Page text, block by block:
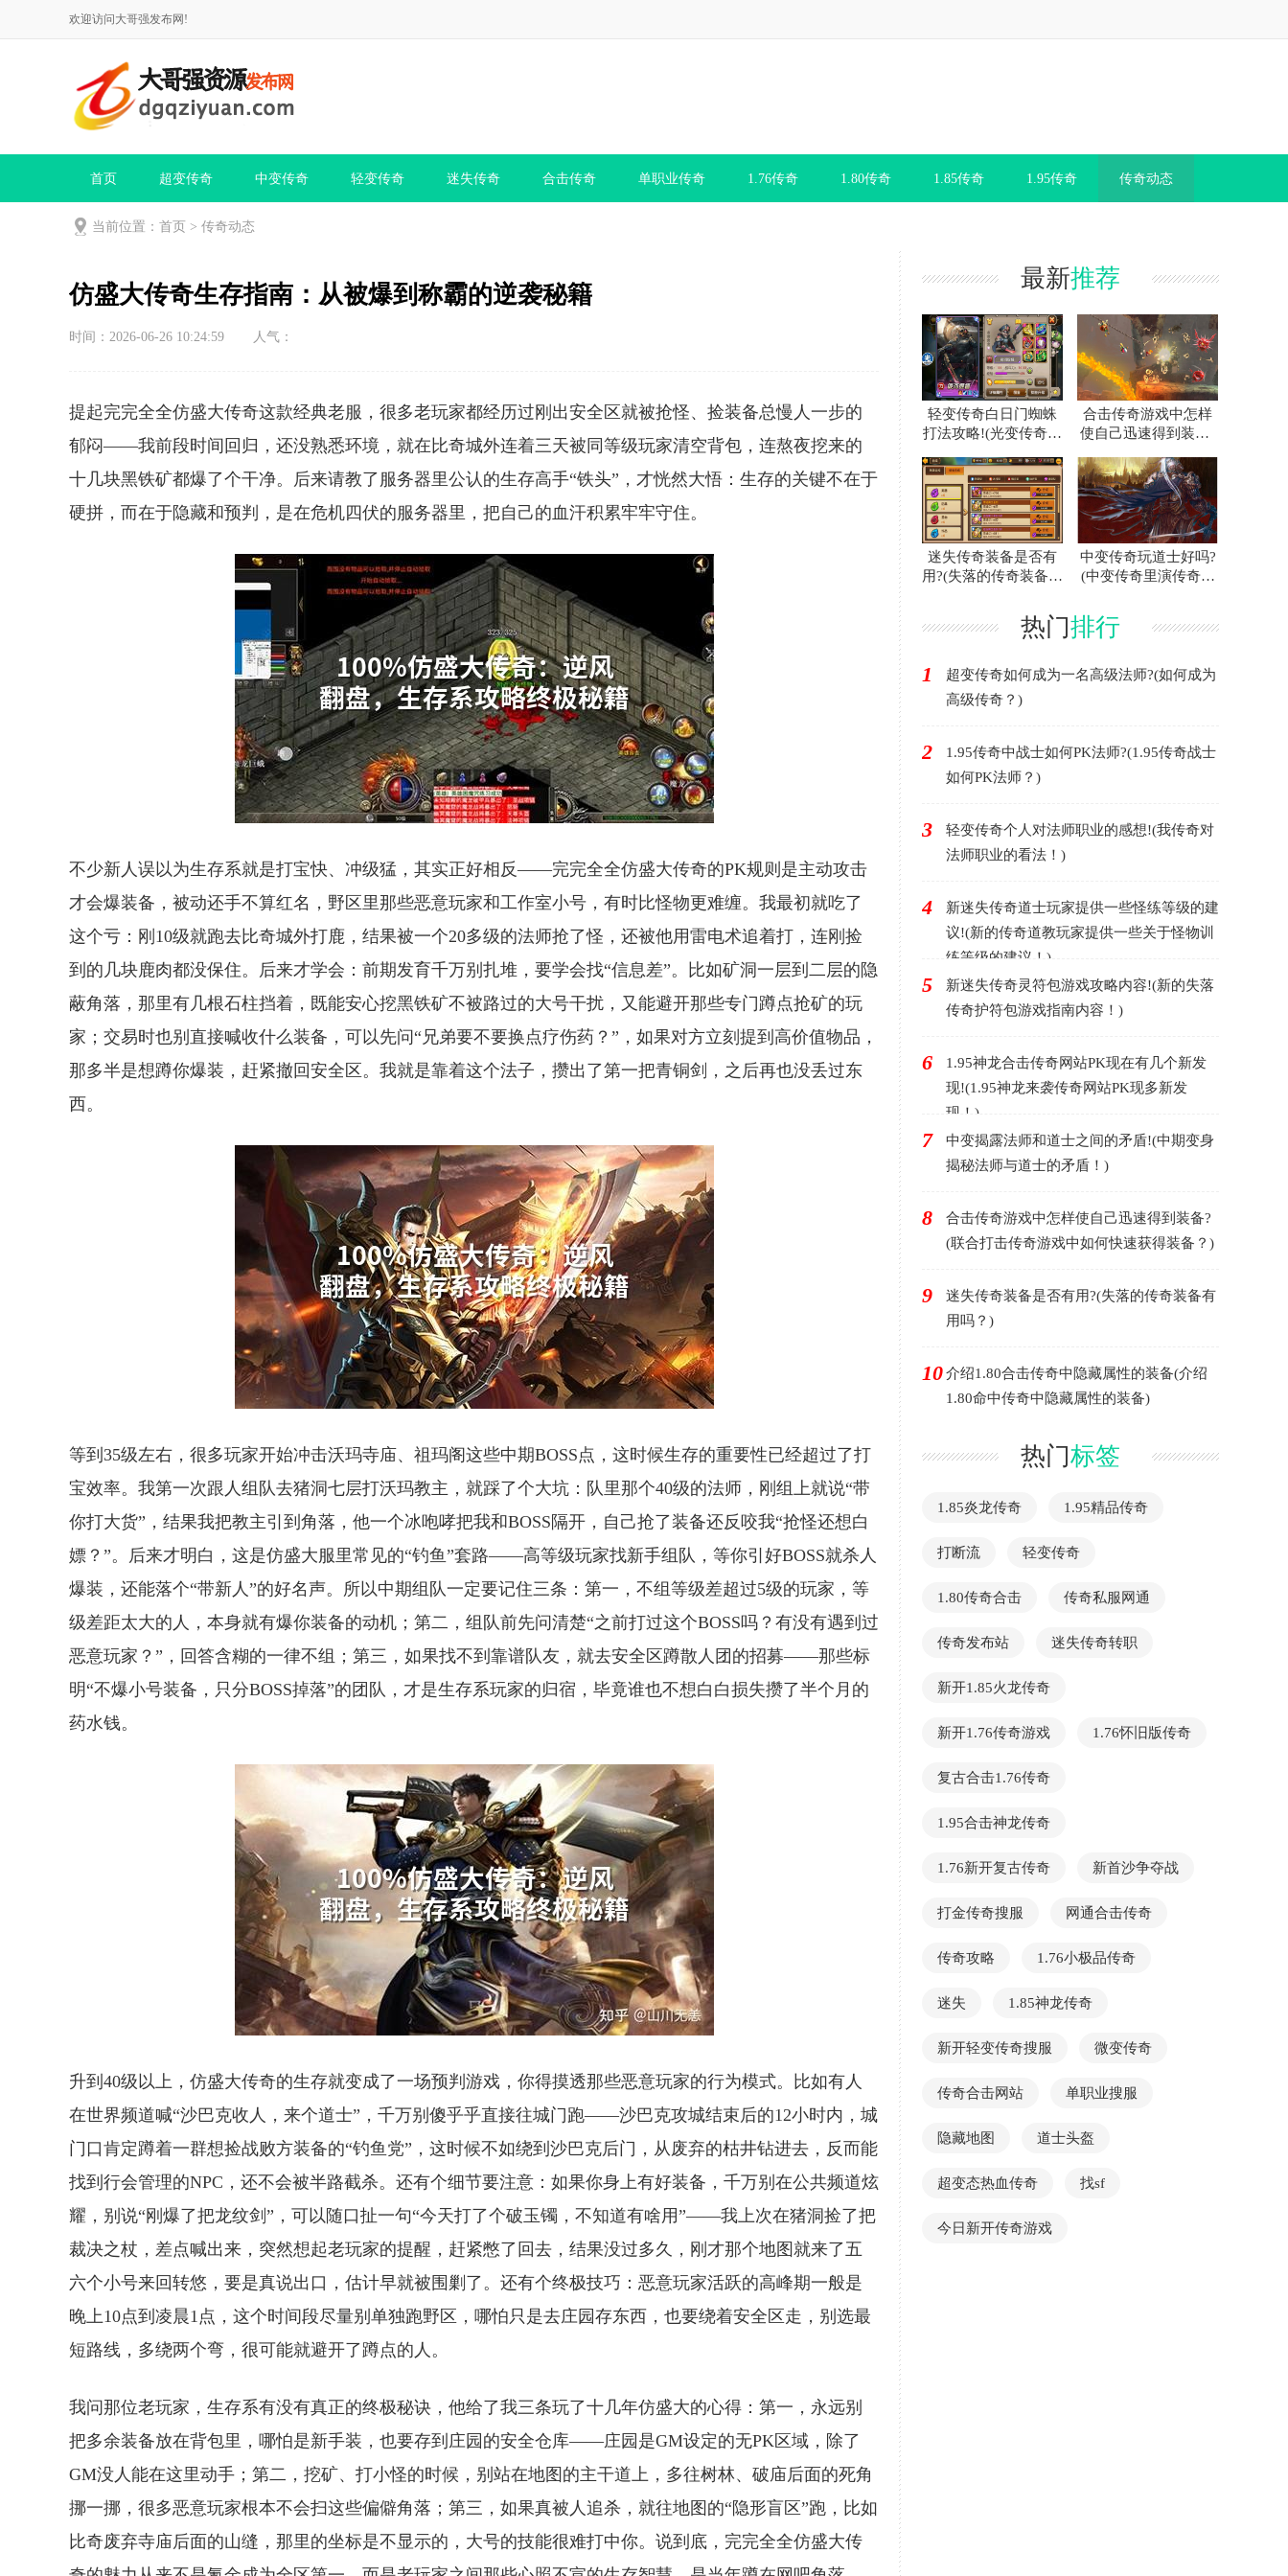
欢迎访问大哥强发布网!
首页 超变传奇 中变传奇 轻变传奇 迷失传奇 合击传奇 单职业传奇 1.76传奇 1.80传奇 1.85传奇 1.95传奇 传奇动态
当前位置： 首页 > 传奇动态
仿盛大传奇生存指南：从被爆到称霸的逆袭秘籍
时间：2026-06-26 10:24:59 人气：
提起完完全全仿盛大传奇这款经典老服，很多老玩家都经历过刚出安全区就被抢怪、捡装备总慢人一步的
郁闷——我前段时间回归，还没熟悉环境，就在比奇城外连着三天被同等级玩家清空背包，连熬夜挖来的
十几块黑铁矿都爆了个干净。后来请教了服务器里公认的生存高手“铁头”，才恍然大悟：生存的关键不在于
硬拼，而在于隐藏和预判，是在危机四伏的服务器里，把自己的血汗积累牢牢守住。
不少新人误以为生存系就是打宝快、冲级猛，其实正好相反——完完全全仿盛大传奇的PK规则是主动攻击
才会爆装备，被动还手不算红名，野区里那些恶意玩家和工作室小号，有时比怪物更难缠。我最初就吃了
这个亏：刚10级就跑去比奇城外打鹿，结果被一个20多级的法师抢了怪，还被他用雷电术追着打，连刚捡
到的几块鹿肉都没保住。后来才学会：前期发育千万别扎堆，要学会找“信息差”。比如矿洞一层到二层的隐
蔽角落，那里有几根石柱挡着，既能安心挖黑铁矿不被路过的大号干扰，又能避开那些专门蹲点抢矿的玩
家；交易时也别直接喊收什么装备，可以先问“兄弟要不要换点疗伤药？”，如果对方立刻提到高价值物品，
那多半是想蹲你爆装，赶紧撤回安全区。我就是靠着这个法子，攒出了第一把青铜剑，之后再也没丢过东
西。
等到35级左右，很多玩家开始冲击沃玛寺庙、祖玛阁这些中期BOSS点，这时候生存的重要性已经超过了打
宝效率。我第一次跟人组队去猪洞七层打沃玛教主，就踩了个大坑：队里那个40级的法师，刚组上就说“带
你打大货”，结果我把教主引到角落，他一个冰咆哮把我和BOSS隔开，自己抢了装备还反咬我“抢怪还想白
嫖？”。后来才明白，这是仿盛大服里常见的“钓鱼”套路——高等级玩家找新手组队，等你引好BOSS就杀人
爆装，还能落个“带新人”的好名声。所以中期组队一定要记住三条：第一，不组等级差超过5级的玩家，等
级差距太大的人，本身就有爆你装备的动机；第二，组队前先问清楚“之前打过这个BOSS吗？有没有遇到过
恶意玩家？”，回答含糊的一律不组；第三，如果找不到靠谱队友，就去安全区蹲散人团的招募——那些标
明“不爆小号装备，只分BOSS掉落”的团队，才是生存系玩家的归宿，毕竟谁也不想白白损失攒了半个月的
药水钱。
升到40级以上，仿盛大传奇的生存就变成了一场预判游戏，你得摸透那些恶意玩家的行为模式。比如有人
在世界频道喊“沙巴克收人，来个道士”，千万别傻乎乎直接往城门跑——沙巴克攻城结束后的12小时内，城
门口肯定蹲着一群想捡战败方装备的“钓鱼党”，这时候不如绕到沙巴克后门，从废弃的枯井钻进去，反而能
找到行会管理的NPC，还不会被半路截杀。还有个细节要注意：如果你身上有好装备，千万别在公共频道炫
耀，别说“刚爆了把龙纹剑”，可以随口扯一句“今天打了个破玉镯，不知道有啥用”——我上次在猪洞捡了把
裁决之杖，差点喊出来，突然想起老玩家的提醒，赶紧憋了回去，结果没过多久，刚才那个地图就来了五
六个小号来回转悠，要是真说出口，估计早就被围剿了。还有个终极技巧：恶意玩家活跃的高峰期一般是
晚上10点到凌晨1点，这个时间段尽量别单独跑野区，哪怕只是去庄园存东西，也要绕着安全区走，别选最
短路线，多绕两个弯，很可能就避开了蹲点的人。
我问那位老玩家，生存系有没有真正的终极秘诀，他给了我三条玩了十几年仿盛大的心得：第一，永远别
把多余装备放在背包里，哪怕是新手装，也要存到庄园的安全仓库——庄园是GM设定的无PK区域，除了
GM没人能在这里动手；第二，挖矿、打小怪的时候，别站在地图的主干道上，多往树林、破庙后面的死角
挪一挪，很多恶意玩家根本不会扫这些偏僻角落；第三，如果真被人追杀，就往地图的“隐形盲区”跑，比如
比奇废弃寺庙后面的山缝，那里的坐标是不显示的，大号的技能很难打中你。说到底，完完全全仿盛大传
最新推荐
轻变传奇白日门蜘蛛
打法攻略!(光变传奇白
合击传奇游戏中怎样
使自己迅速得到装备?
如何快速获得装备？)
迷失传奇装备是否有
用?(失落的传奇装备有
中变传奇玩道士好吗?
(中变传奇里演传奇好
热门排行
1
超变传奇如何成为一名高级法师?(如何成为
高级传奇？)
2
1.95传奇中战士如何PK法师?(1.95传奇战士
如何PK法师？)
3
轻变传奇个人对法师职业的感想!(我传奇对
法师职业的看法！)
4
新迷失传奇道士玩家提供一些怪练等级的建
议!(新的传奇道教玩家提供一些关于怪物训
练等级的建议！)
5
新迷失传奇灵符包游戏攻略内容!(新的失落
传奇护符包游戏指南内容！)
6
1.95神龙合击传奇网站PK现在有几个新发
现!(1.95神龙来袭传奇网站PK现多新发
现！)
7
中变揭露法师和道士之间的矛盾!(中期变身
揭秘法师与道士的矛盾！)
8
合击传奇游戏中怎样使自己迅速得到装备?
(联合打击传奇游戏中如何快速获得装备？)
9
迷失传奇装备是否有用?(失落的传奇装备有
用吗？)
10介绍1.80合击传奇中隐藏属性的装备(介绍
1.80命中传奇中隐藏属性的装备)
热门标签
1.85炎龙传奇 1.95精品传奇
打断流 轻变传奇
1.80传奇合击 传奇私服网通
传奇发布站 迷失传奇转职
新开1.85火龙传奇
新开1.76传奇游戏 1.76怀旧版传奇
复古合击1.76传奇
1.95合击神龙传奇
1.76新开复古传奇 新首沙争夺战
打金传奇搜服 网通合击传奇
传奇攻略 1.76小极品传奇
迷失 1.85神龙传奇
新开轻变传奇搜服 微变传奇
传奇合击网站 单职业搜服
隐藏地图 道士头盔
超变态热血传奇 找sf
今日新开传奇游戏